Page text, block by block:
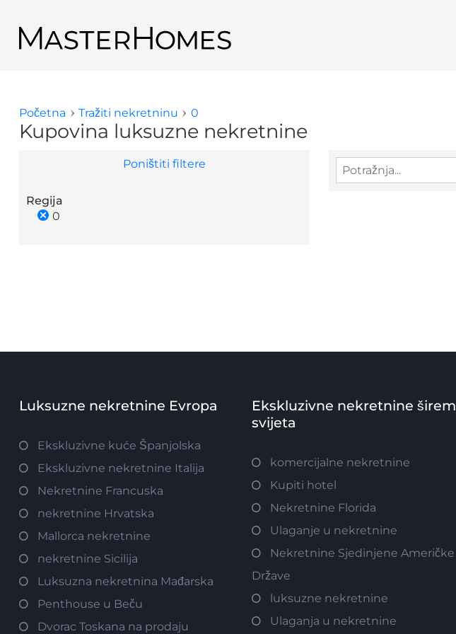
Natrag do rezultata potražnje
Vi ste ovdje
Početna Tražiti nekretninu 0
Kupovina luksuzne nekretnine
Poništiti filtere
Regija
0
Luksuzne nekretnine Evropa
Ekskluzivne kuće Španjolska
Ekskluzivne nekretnine Italija
Nekretnine Francuska
nekretnine Hrvatska
Mallorca nekretnine
nekretnine Sicilija
Luksuzna nekretnina Mađarska
Penthouse u Beču
Dvorac Toskana na prodaju
Ekskluzivne nekretnine širem
svijeta
komercijalne nekretnine
Kupiti hotel
Nekretnine Florida
Ulaganje u nekretnine
Nekretnine Sjedinjene Američke
Države
luksuzne nekretnine
Ulaganja u nekretnine